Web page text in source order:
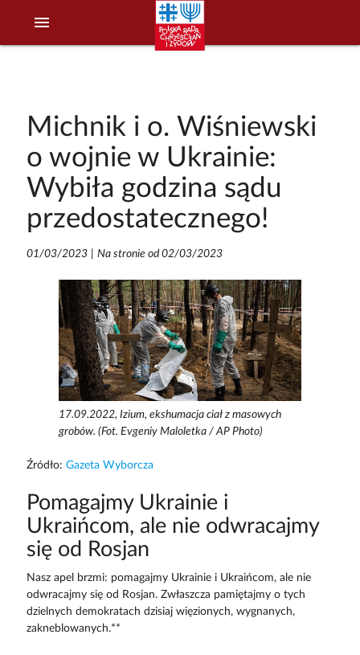
menu
Michnik i o. Wiśniewski
o wojnie w Ukrainie:
Wybiła godzina sądu
przedostatecznego!
01/03/2023| Na stronie od 02/03/2023
17.09.2022, Izium, ekshumacja ciał z masowych
grobów. (Fot. Evgeniy Maloletka / AP Photo)
Źródło: Gazeta Wyborcza
Pomagajmy Ukrainie i
Ukraińcom, ale nie odwracajmy
się od Rosjan
Nasz apel brzmi: pomagajmy Ukrainie i Ukraińcom, ale nie
odwracajmy się od Rosjan. Zwłaszcza pamiętajmy o tych
dzielnych demokratach dzisiaj więzionych, wygnanych,
zakneblowanych.**